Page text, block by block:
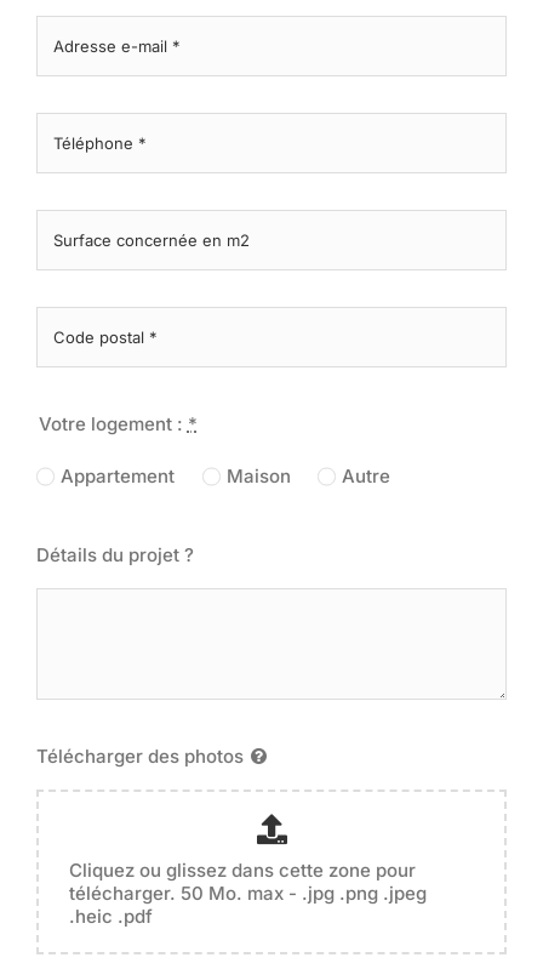
Votre logement : *
Appartement Maison Autre
Détails du projet ?
Télécharger des photos
Cliquez ou glissez dans cette zone pour
télécharger. 50 Mo. max - .jpg .png .jpeg
.heic .pdf